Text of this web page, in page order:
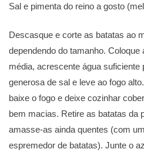
Sal e pimenta do reino a gosto
Descasque e corte as batatas ao
dependendo do tamanho.
média, acrescente água suficiente
generosa de sal e leve ao fogo
baixe o fogo e deixe cozinhar
bem macias. Retire as batatas da
amasse-as ainda quentes (com
espremedor de batatas). Junte o